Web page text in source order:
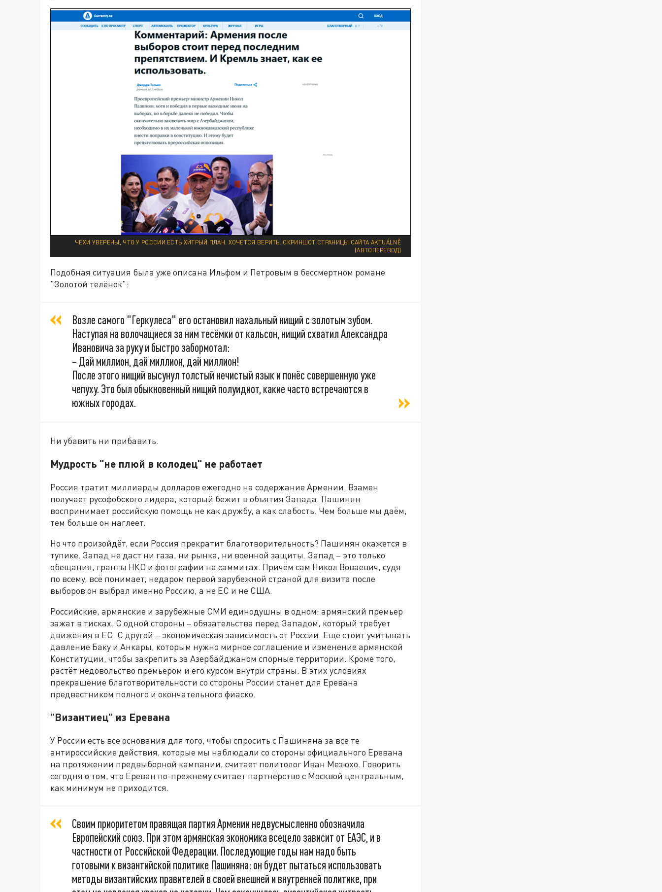
ЧЕХИ УВЕРЕНЫ, ЧТО У РОССИИ ЕСТЬ ХИТРЫЙ ПЛАН. ХОЧЕТСЯ ВЕРИТЬ. СКРИНШОТ СТРАНИЦЫ САЙТА AKTUÁLNĚ
(АВТОПЕРЕВОД)
Подобная ситуация была уже описана Ильфом и Петровым в бессмертном романе
"Золотой телёнок":
Возле самого "Геркулеса" его остановил нахальный нищий с золотым зубом.
Наступая на волочащиеся за ним тесёмки от кальсон, нищий схватил Александра
Ивановича за руку и быстро забормотал:
– Дай миллион, дай миллион, дай миллион!
После этого нищий высунул толстый нечистый язык и понёс совершенную уже
чепуху. Это был обыкновенный нищий полуидиот, какие часто встречаются в
южных городах.
Ни убавить ни прибавить.
Мудрость "не плюй в колодец" не работает
Россия тратит миллиарды долларов ежегодно на содержание Армении. Взамен
получает русофобского лидера, который бежит в объятия Запада. Пашинян
воспринимает российскую помощь не как дружбу, а как слабость. Чем больше мы даём,
тем больше он наглеет.
Но что произойдёт, если Россия прекратит благотворительность? Пашинян окажется в
тупике. Запад не даст ни газа, ни рынка, ни военной защиты. Запад – это только
обещания, гранты НКО и фотографии на саммитах. Причём сам Никол Воваевич, судя
по всему, всё понимает, недаром первой зарубежной страной для визита после
выборов он выбрал именно Россию, а не ЕС и не США.
Российские, армянские и зарубежные СМИ единодушны в одном: армянский премьер
зажат в тисках. С одной стороны – обязательства перед Западом, который требует
движения в ЕС. С другой – экономическая зависимость от России. Ещё стоит учитывать
давление Баку и Анкары, которым нужно мирное соглашение и изменение армянской
Конституции, чтобы закрепить за Азербайджаном спорные территории. Кроме того,
растёт недовольство премьером и его курсом внутри страны. В этих условиях
прекращение благотворительности со стороны России станет для Еревана
предвестником полного и окончательного фиаско.
"Византиец" из Еревана
У России есть все основания для того, чтобы спросить с Пашиняна за все те
антироссийские действия, которые мы наблюдали со стороны официального Еревана
на протяжении предвыборной кампании, считает политолог Иван Мезюхо. Говорить
сегодня о том, что Ереван по-прежнему считает партнёрство с Москвой центральным,
как минимум не приходится.
Своим приоритетом правящая партия Армении недвусмысленно обозначила
Европейский союз. При этом армянская экономика всецело зависит от ЕАЭС, и в
частности от Российской Федерации. Последующие годы нам надо быть
готовыми к византийской политике Пашиняна: он будет пытаться использовать
методы византийских правителей в своей внешней и внутренней политике, при